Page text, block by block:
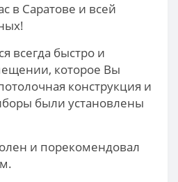
в Саратове и всей
всегда быстро и
которое Вы
конструкция и
были установлены
и порекомендовал